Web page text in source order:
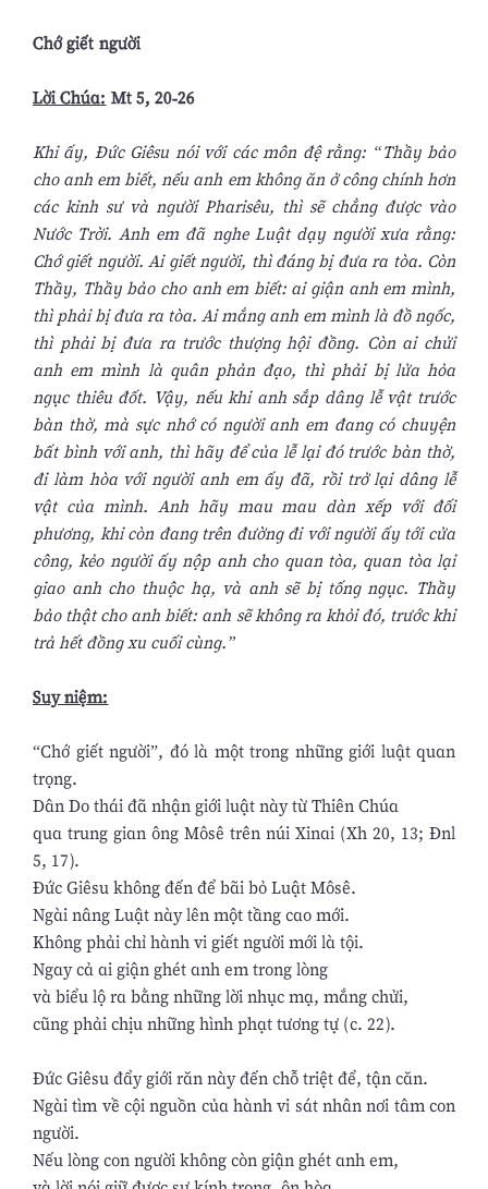
Chớ giết người
Lời Chúa: Mt 5, 20-26
Khi ấy, Đức Giêsu nói với các môn đệ rằng: “Thầy bảo
cho anh em biết, nếu anh em không ăn ở công chính hơn
các kinh sư và người Pharisêu, thì sẽ chẳng được vào
Nước Trời. Anh em đã nghe Luật dạy người xưa rằng:
Chớ giết người. Ai giết người, thì đáng bị đưa ra tòa. Còn
Thầy, Thầy bảo cho anh em biết: ai giận anh em mình,
thì phải bị đưa ra tòa. Ai mắng anh em mình là đồ ngốc,
thì phải bị đưa ra trước thượng hội đồng. Còn ai chửi
anh em mình là quân phản đạo, thì phải bị lửa hỏa
ngục thiêu đốt. Vậy, nếu khi anh sắp dâng lễ vật trước
bàn thờ, mà sực nhớ có người anh em đang có chuyện
bất bình với anh, thì hãy để của lễ lại đó trước bàn thờ,
đi làm hòa với người anh em ấy đã, rồi trở lại dâng lễ
vật của mình. Anh hãy mau mau dàn xếp với đối
phương, khi còn đang trên đường đi với người ấy tới cửa
công, kẻo người ấy nộp anh cho quan tòa, quan tòa lại
giao anh cho thuộc hạ, và anh sẽ bị tống ngục. Thầy
bảo thật cho anh biết: anh sẽ không ra khỏi đó, trước khi
trả hết đồng xu cuối cùng.”
Suy niệm:
“Chớ giết người”, đó là một trong những giới luật quan
trọng.
Dân Do thái đã nhận giới luật này từ Thiên Chúa
qua trung gian ông Môsê trên núi Xinai (Xh 20, 13; Đnl
5, 17).
Đức Giêsu không đến để bãi bỏ Luật Môsê.
Ngài nâng Luật này lên một tầng cao mới.
Không phải chỉ hành vi giết người mới là tội.
Ngay cả ai giận ghét anh em trong lòng
và biểu lộ ra bằng những lời nhục mạ, mắng chửi,
cũng phải chịu những hình phạt tương tự (c. 22).
Đức Giêsu đẩy giới răn này đến chỗ triệt để, tận căn.
Ngài tìm về cội nguồn của hành vi sát nhân nơi tâm con
người.
Nếu lòng con người không còn giận ghét anh em,